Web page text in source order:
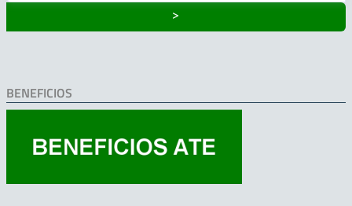
˃
BENEFICIOS